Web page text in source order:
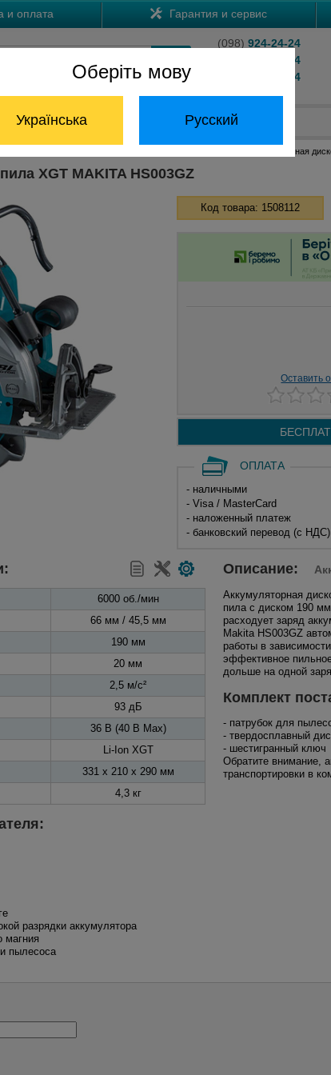
Оберіть мову
Українська Русский
и оплата Гарантия и сервис
(098) 924-24-24
204-24-24
824-24-24
Отдел запчастей: (068) 824-24-24
Макита Аккумуляторная
XGT MAKITA HS003GZ
Код товара: 1508112
Оставить
ОПЛАТА
- наличными
- Visa / MasterCard
- наложенный платеж
- банковский перевод (с НДС)
6000 об./мин
66 мм / 45,5 мм
190 мм
20 мм
2,5 м/с²
93 дБ
36 В (40 В Max)
Li-Ion XGT
331 x 210 x 290 мм
4,3 кг
Описание:
Аккумуляторная
пила с диском 190
расходует заряд
Makita HS003GZ
работы в
эффективное
дольше на одной
Комплект
- патрубок для
- твердосплавный
- шестигранный ключ
Обратите внимание,
транспортировки в
разрядки аккумулятора
магния
пылесоса